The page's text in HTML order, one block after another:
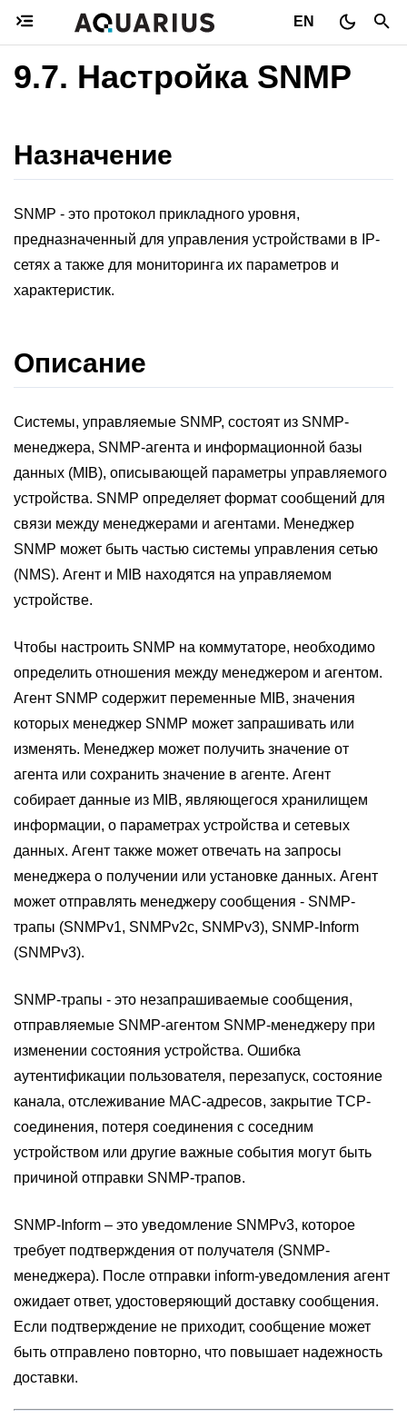
EN
9.7. Настройка SNMP
Назначение
SNMP - это протокол прикладного уровня,
предназначенный для управления устройствами в IP-
сетях а также для мониторинга их параметров и
характеристик.
Описание
Системы, управляемые SNMP, состоят из SNMP-
менеджера, SNMP-агента и информационной базы
данных (MIB), описывающей параметры управляемого
устройства. SNMP определяет формат сообщений для
связи между менеджерами и агентами. Менеджер
SNMP может быть частью системы управления сетью
(NMS). Агент и MIB находятся на управляемом
устройстве.
Чтобы настроить SNMP на коммутаторе, необходимо
определить отношения между менеджером и агентом.
Агент SNMP содержит переменные MIB, значения
которых менеджер SNMP может запрашивать или
изменять. Менеджер может получить значение от
агента или сохранить значение в агенте. Агент
собирает данные из MIB, являющегося хранилищем
информации, о параметрах устройства и сетевых
данных. Агент также может отвечать на запросы
менеджера о получении или установке данных. Агент
может отправлять менеджеру сообщения - SNMP-
трапы (SNMPv1, SNMPv2с, SNMPv3), SNMP-Inform
(SNMPv3).
SNMP-трапы - это незапрашиваемые сообщения,
отправляемые SNMP-агентом SNMP-менеджеру при
изменении состояния устройства. Ошибка
аутентификации пользователя, перезапуск, состояние
канала, отслеживание MAC-адресов, закрытие TCP-
соединения, потеря соединения с соседним
устройством или другие важные события могут быть
причиной отправки SNMP-трапов.
SNMP-Inform – это уведомление SNMPv3, которое
требует подтверждения от получателя (SNMP-
менеджера). После отправки inform-уведомления агент
ожидает ответ, удостоверяющий доставку сообщения.
Если подтверждение не приходит, сообщение может
быть отправлено повторно, что повышает надежность
доставки.